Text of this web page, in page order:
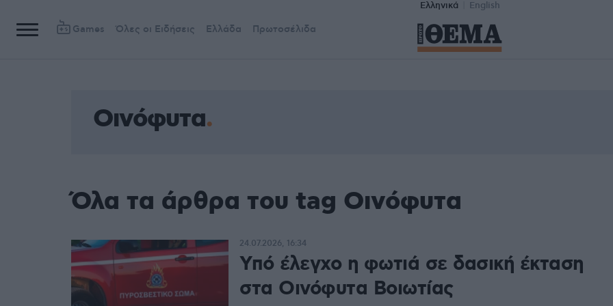
Ελληνικά English
Games Όλες οι Ειδήσεις Ελλάδα Πρωτοσέλιδα
Οινόφυτα
Όλα τα άρθρα του tag Οινόφυτα
Υπό έλεγχο η φωτιά σε δασική έκταση
στα Οινόφυτα Βοιωτίας
24.07.2026, 16:34